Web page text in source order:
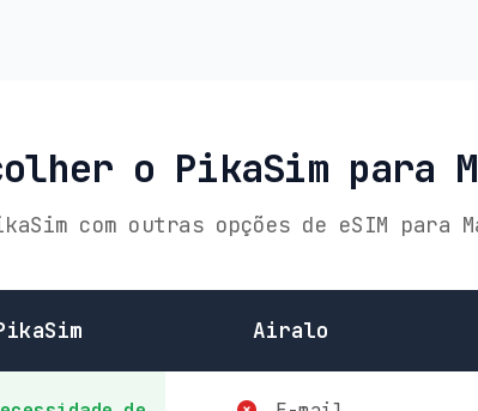
o PikaSim para
com outras opções de eSIM para
Airalo